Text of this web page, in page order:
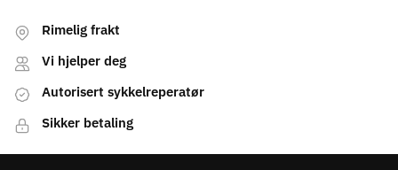
Rimelig frakt
Vi hjelper deg
Autorisert sykkelreperatør
Sikker betaling